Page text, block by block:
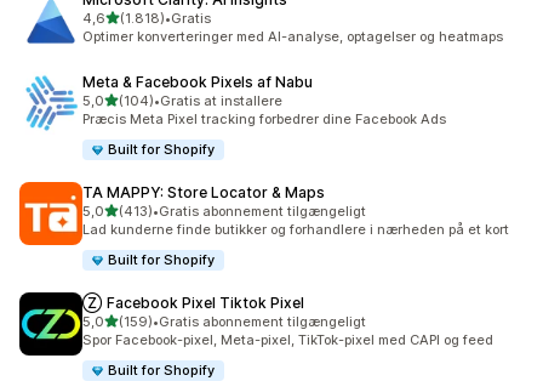
4,6ud af 5 stjerner
(1.818)
1818 anmeldelser i alt
•Gratis
Optimer konverteringer med AI-analyse, optagelser og heatmaps
Meta & Facebook Pixels af Nabu
5,0ud af 5 stjerner
(104)
104 anmeldelser i alt
•Gratis at installere
Præcis Meta Pixel tracking forbedrer dine Facebook Ads
Built for Shopify
TA MAPPY: Store Locator & Maps
5,0ud af 5 stjerner
(413)
413 anmeldelser i alt
•Gratis abonnement tilgængeligt
Lad kunderne finde butikker og forhandlere i nærheden på et kort
Built for Shopify
Ⓩ Facebook Pixel Tiktok Pixel
5,0ud af 5 stjerner
(159)
159 anmeldelser i alt
•Gratis abonnement tilgængeligt
Spor Facebook-pixel, Meta-pixel, TikTok-pixel med CAPI og feed
Built for Shopify